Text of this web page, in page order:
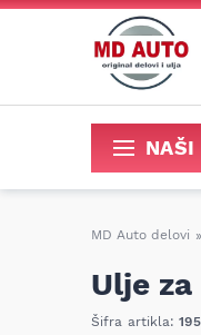
NAŠI
MD Auto delovi »
Ulje
Šifra artikla: